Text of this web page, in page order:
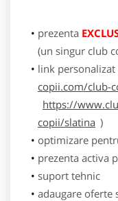
prezenta
(un singur club
link personalizat
copii.com/club-
https://
copii/slatina )
optimizare
prezenta activa
suport tehnic
adaugare oferte